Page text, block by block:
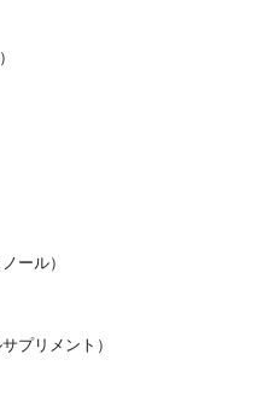
ール）
プリメント）